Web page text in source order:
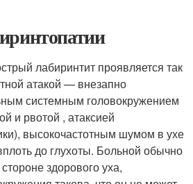
лабиринтит проявляется так
атакой — внезапно
системным головокружением
и рвотой , атаксией
высокочастотным шумом в ухе
до глухоты. Больной обычно
здорового уха,